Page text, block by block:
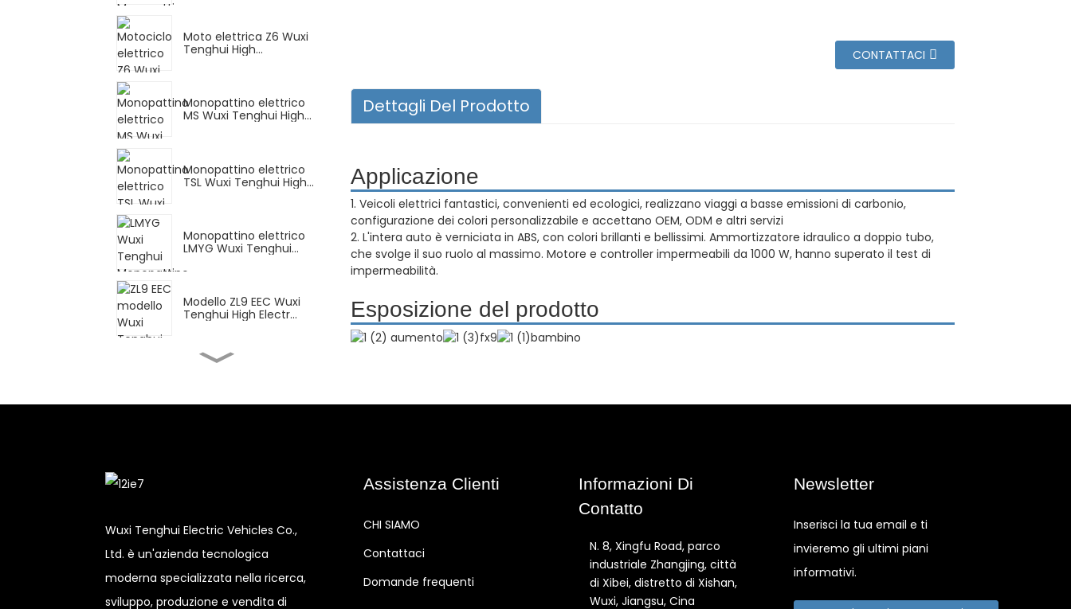
Moto elettrica Z6 Wuxi
Tenghui High...
Monopattino elettrico
MS Wuxi Tenghui High...
Monopattino elettrico
TSL Wuxi Tenghui High...
Monopattino elettrico
LMYG Wuxi Tenghui
Modello ZL9 EEC Wuxi
Tenghui High Electr...
FY Wuxi Tenghui High
Electric Motorc...
CONTATTACI
Dettagli Del Prodotto
Applicazione
1. Veicoli elettrici fantastici, convenienti ed ecologici, realizzano viaggi a basse emissioni di carbonio,
configurazione dei colori personalizzabile e accettano OEM, ODM e altri servizi
2. L'intera auto è verniciata in ABS, con colori brillanti e bellissimi. Ammortizzatore idraulico a doppio tubo,
che svolge il suo ruolo al massimo. Motore e controller impermeabili da 1000 W, hanno superato il test di
impermeabilità.
Esposizione del prodotto
Wuxi Tenghui Electric Vehicles Co.,
Ltd. è un'azienda tecnologica
moderna specializzata nella ricerca,
sviluppo, produzione e vendita di
Assistenza Clienti
CHI SIAMO
Contattaci
Domande frequenti
Informazioni Di
Contatto
N. 8, Xingfu Road, parco
industriale Zhangjing, città
di Xibei, distretto di Xishan,
Wuxi, Jiangsu, Cina
Newsletter
Inserisci la tua email e ti
invieremo gli ultimi piani
informativi.